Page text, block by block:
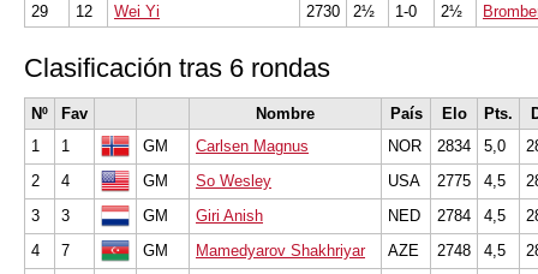
29
12 Wei Yi 2730 2½ 1-0 2½
Clasificación tras 6 rondas
Nº Fav Nombre País Elo Pts.
1
1 GM Carlsen Magnus NOR 2834 5,0
2
4 GM So Wesley USA 2775 4,5
3
3 GM Giri Anish NED 2784 4,5
4
7 GM Mamedyarov Shakhriyar AZE 2748 4,5